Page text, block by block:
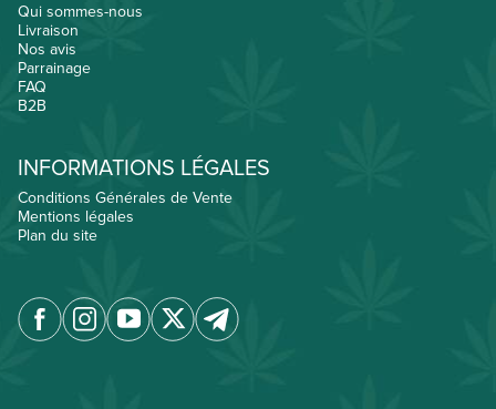
Qui sommes-nous
Livraison
Nos avis
Parrainage
FAQ
B2B
INFORMATIONS LÉGALES
Conditions Générales de Vente
Mentions légales
Plan du site